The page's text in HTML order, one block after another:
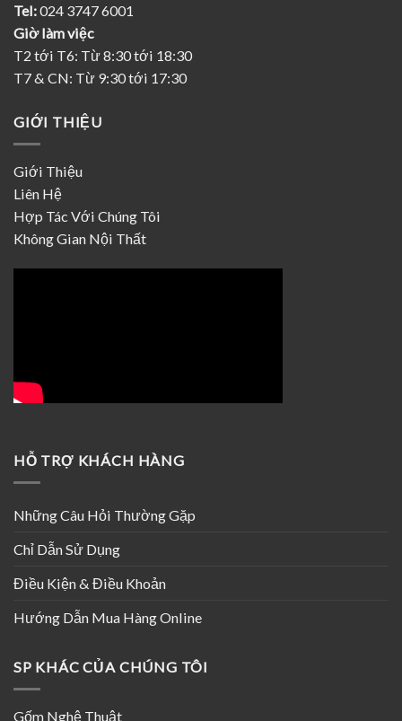
Tel:024 3747 6001
Giờ làm việc
T2 tới T6: Từ 8:30 tới 18:30
T7 & CN: Từ 9:30 tới 17:30
GIỚI THIỆU
Giới Thiệu
Liên Hệ
Hợp Tác Với Chúng Tôi
Không Gian Nội Thất
HỖ TRỢ KHÁCH HÀNG
Những Câu Hỏi Thường Gặp
Chỉ Dẫn Sử Dụng
Điều Kiện & Điều Khoản
Hướng Dẫn Mua Hàng Online
SP KHÁC CỦA CHÚNG TÔI
Gốm Nghệ Thuật